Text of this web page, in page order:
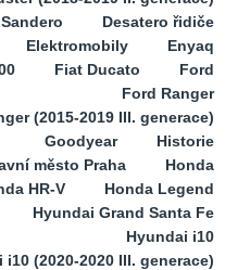
Desatero řidiče
Elektromobily
Enyaq
Fiat Ducato
Ford
Ford Ranger
(2015-2019 III. generace)
Goodyear
Historie
město Praha
Honda
HR-V
Honda Legend
Hyundai Grand Santa Fe
Hyundai i10
i10 (2020-2020 III. generace)